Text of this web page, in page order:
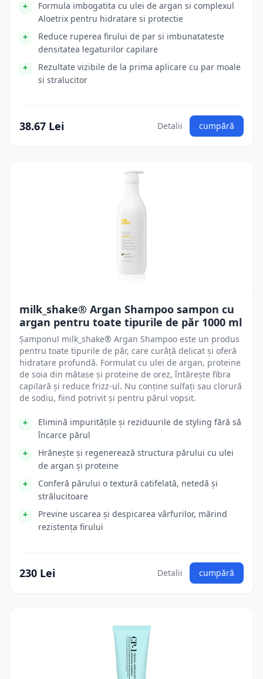
Formula imbogatita cu ulei de argan si complexul
Aloetrix pentru hidratare si protectie
Reduce ruperea firului de par si imbunatateste
densitatea legaturilor capilare
Rezultate vizibile de la prima aplicare cu par moale
si stralucitor
38.67 Lei Detalii cumpără
milk_shake® Argan Shampoo sampon cu
argan pentru toate tipurile de păr 1000 ml
Șamponul milk_shake® Argan Shampoo este un produs
pentru toate tipurile de păr, care curăță delicat și oferă
hidratare profundă. Formulat cu ulei de argan, proteine
de soia din mătase și proteine de orez, întărește fibra
capilară și reduce frizz-ul. Nu conține sulfați sau clorură
de sodiu, fiind potrivit și pentru părul vopsit.
Elimină impuritățile și reziduurile de styling fără să
încarce părul
Hrănește și regenerează structura părului cu ulei
de argan și proteine
Conferă părului o textură catifelată, netedă și
strălucitoare
Previne uscarea și despicarea vârfurilor, mărind
rezistența firului
230 Lei Detalii cumpără